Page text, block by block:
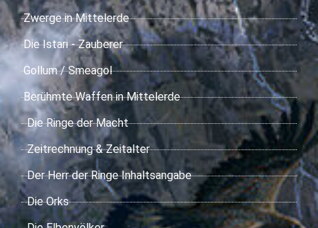
Zwerge in Mittelerde
Die Istari - Zauberer
Gollum / Smeagol
Berühmte Waffen in Mittelerde
Die Ringe der Macht
Zeitrechnung & Zeitalter
Der Herr der Ringe Inhaltsangabe
Die Orks